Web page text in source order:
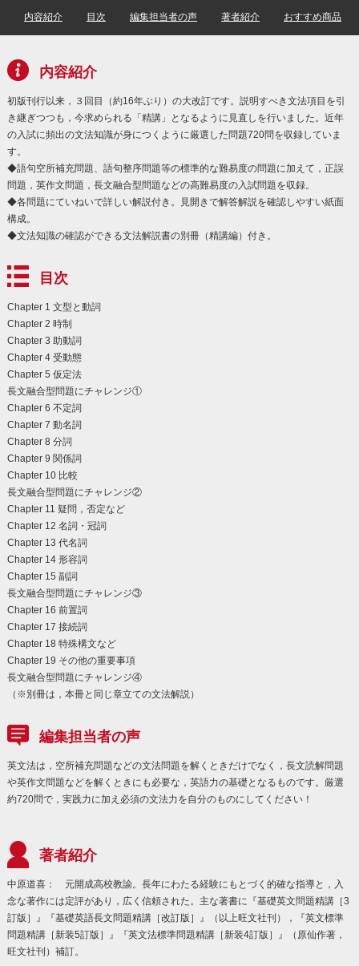
内容紹介 目次 編集担当者の声 著者紹介 おすすめ商品
内容紹介
初版刊行以来，３回目（約16年ぶり）の大改訂です。説明すべき文法項目を引
き継ぎつつも，今求められる「精講」となるように見直しを行いました。近年
の入試に頻出の文法知識が身につくように厳選した問題720問を収録していま
す。
◆語句空所補充問題、語句整序問題等の標準的な難易度の問題に加えて，正誤
問題，英作文問題，長文融合型問題などの高難易度の入試問題を収録。
◆各問題にていねいで詳しい解説付き。見開きで解答解説を確認しやすい紙面
構成。
◆文法知識の確認ができる文法解説書の別冊（精講編）付き。
目次
Chapter 1 文型と動詞
Chapter 2 時制
Chapter 3 助動詞
Chapter 4 受動態
Chapter 5 仮定法
長文融合型問題にチャレンジ①
Chapter 6 不定詞
Chapter 7 動名詞
Chapter 8 分詞
Chapter 9 関係詞
Chapter 10 比較
長文融合型問題にチャレンジ②
Chapter 11 疑問，否定など
Chapter 12 名詞・冠詞
Chapter 13 代名詞
Chapter 14 形容詞
Chapter 15 副詞
長文融合型問題にチャレンジ③
Chapter 16 前置詞
Chapter 17 接続詞
Chapter 18 特殊構文など
Chapter 19 その他の重要事項
長文融合型問題にチャレンジ④
（※別冊は，本冊と同じ章立ての文法解説）
編集担当者の声
英文法は，空所補充問題などの文法問題を解くときだけでなく，長文読解問題
や英作文問題などを解くときにも必要な，英語力の基礎となるものです。厳選
約720問で，実践力に加え必須の文法力を自分のものにしてください！
著者紹介
中原道喜： 元開成高校教諭。長年にわたる経験にもとづく的確な指導と，入
念な著作には定評があり，広く信頼された。主な著書に『基礎英文問題精講［3
訂版］』『基礎英語長文問題精講［改訂版］』（以上旺文社刊），『英文標準
問題精講［新装5訂版］』『英文法標準問題精講［新装4訂版］』（原仙作著，
旺文社刊）補訂。